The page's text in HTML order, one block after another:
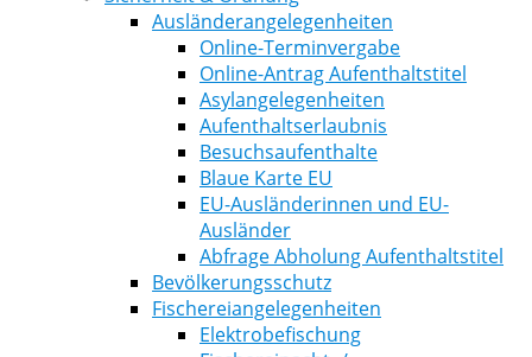
Ausländerangelegenheiten
Online-Terminvergabe
Online-Antrag Aufenthaltstitel
Asylangelegenheiten
Aufenthaltserlaubnis
Besuchsaufenthalte
Blaue Karte EU
EU-Ausländerinnen und EU-
Ausländer
Abfrage Abholung Aufenthaltstitel
Bevölkerungsschutz
Fischereiangelegenheiten
Elektrobefischung